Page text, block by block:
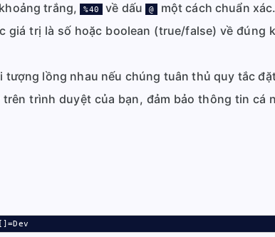
trắng, %40 về dấu @
một cách chuẩn xác.
giá trị là số hoặc boolean (true/false) về đúng
tượng lồng nhau nếu chúng tuân thủ quy tắc
trình duyệt của bạn, đảm bảo thông tin cá